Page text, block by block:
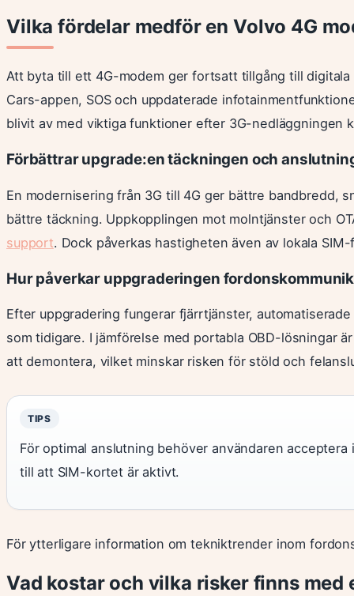
Vilka fördelar medför en Volvo 4G
Att byta till ett 4G-modem ger fortsatt tillgång till
Cars-appen, SOS och uppdaterade
blivit av med viktiga funktioner efter 3G-nedläggningen
Förbättrar upgrade:en täckningen och
En modernisering från 3G till 4G ger bättre bandbredd,
bättre täckning. Uppkopplingen mot molntjänster och
support. Dock påverkas hastigheten även av lokala
Hur påverkar uppgraderingen
Efter uppgradering fungerar fjärrtjänster,
som tidigare. I jämförelse med portabla OBD-lösningar
att demontera, vilket minskar risken för stöld och
TIPS
För optimal anslutning behöver användaren
till att SIM-kortet är aktivt.
För ytterligare information om tekniktrender inom
Vad kostar och vilka risker finns med